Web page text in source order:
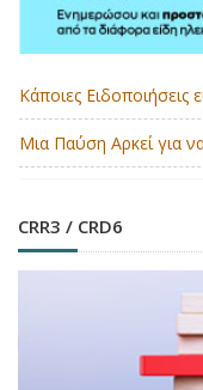
Κάποιες Ειδοποιήσεις
Μια Παύση Αρκεί για
CRR3 / CRD6